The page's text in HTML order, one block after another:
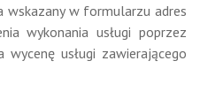
wskazany w formularzu adres
wykonania usługi poprzez
usługi zawierającego